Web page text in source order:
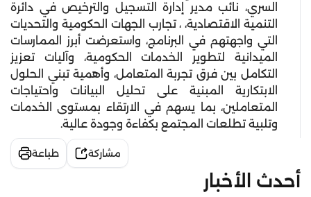
السري، نائب مدير إدارة التسجيل والترخيص في دائرة
التنمية الاقتصادية، ، تجارب الجهات الحكومية والتحديات
التي واجهتهم في البرنامج، واستعرضت أبرز الممارسات
الميدانية لتطوير الخدمات الحكومية، وآليات تعزيز
التكامل بين فرق تجربة المتعامل، وأهمية تبني الحلول
الابتكارية المبنية على تحليل البيانات واحتياجات
المتعاملين، بما يسهم في الارتقاء بمستوى الخدمات
وتلبية تطلعات المجتمع بكفاءة وجودة عالية.
مشاركة طباعة
أحدث الأخبار